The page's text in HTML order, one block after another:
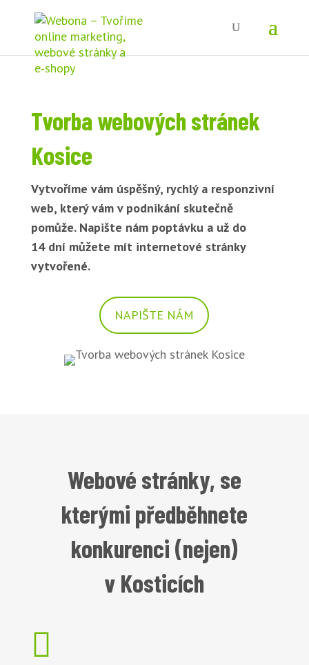
Tvorba webových stránek
Kosice
Vytvoříme vám úspěšný, rychlý a responzivní
web, který vám v podnikání skutečně
pomůže. Napište nám poptávku a už do
14 dní můžete mít internetové stránky
vytvořené.
NAPIŠTE NÁM
Webové stránky, se
kterými předběhnete
konkurenci (nejen)
v Kosticích
